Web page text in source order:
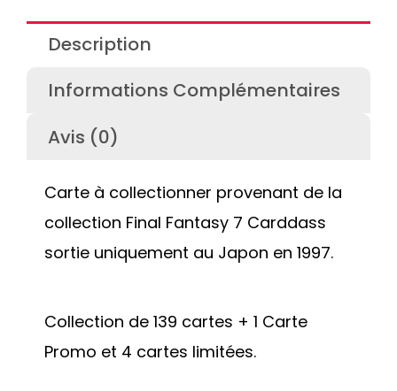
Description
Informations Complémentaires
Avis (0)
Carte à collectionner provenant de la
collection Final Fantasy 7 Carddass
sortie uniquement au Japon en 1997.
Collection de 139 cartes + 1 Carte
Promo et 4 cartes limitées.